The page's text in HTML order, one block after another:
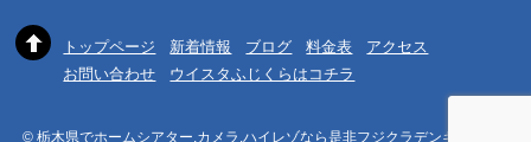
トップページ 新着情報 ブログ 料金表
アクセス
お問い合わせ
ウイスタふじくらはコチラ
© 栃木県でホームシアター,カメラ,ハイレゾなら是非フジクラデンキへ 2015